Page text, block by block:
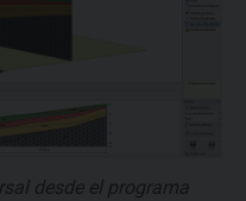
desde el programa